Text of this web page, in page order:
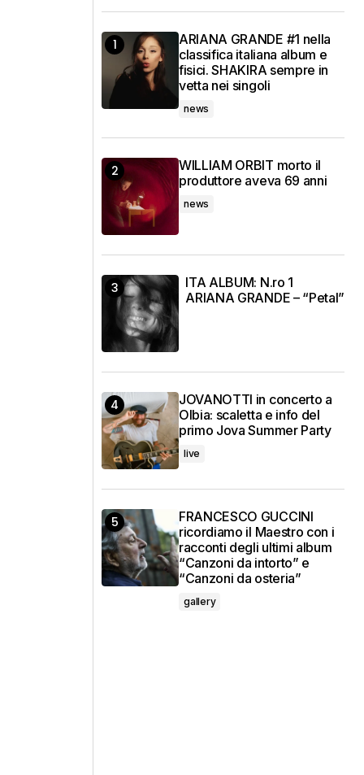
ARIANA GRANDE #1 nella
classifica italiana album e
fisici. SHAKIRA sempre in
vetta nei singoli
news
WILLIAM ORBIT morto il
produttore aveva 69 anni
news
ITA ALBUM: N.ro 1
ARIANA GRANDE – “Petal”
JOVANOTTI in concerto a
Olbia: scaletta e info del
primo Jova Summer Party
live
FRANCESCO GUCCINI
ricordiamo il Maestro con i
racconti degli ultimi album
“Canzoni da intorto” e
“Canzoni da osteria”
gallery